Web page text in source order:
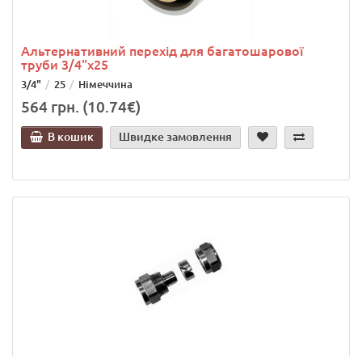
Альтернативний перехід для багатошарової
труби 3/4"х25
3/4" 25 Німеччина
564 грн. (10.74€)
В кошик Швидке замовлення